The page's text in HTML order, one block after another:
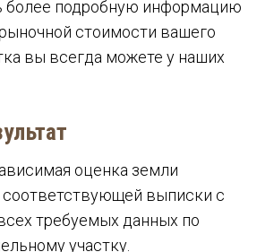
более подробную информацию
стоимости вашего
вы всегда можете у наших
оценка земли
выписки с
требуемых данных по
участку.